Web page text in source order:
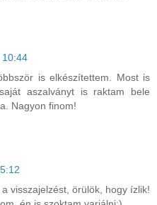
10:44
is elkészítettem. Most is
aszalványt is raktam bele
Nagyon finom!
visszajelzést, örülök, hogy ízlik!